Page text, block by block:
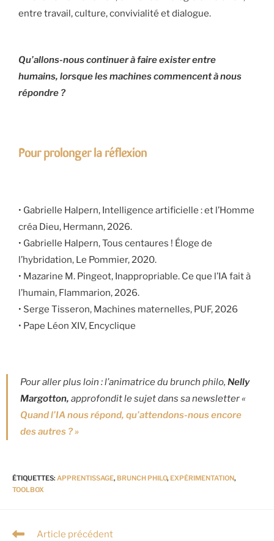
entre travail, culture, convivialité et dialogue.
Qu’allons-nous continuer à faire exister entre
humains, lorsque les machines commencent à nous
répondre ?
Pour prolonger la réflexion
• Gabrielle Halpern, Intelligence artificielle : et l’Homme
créa Dieu, Hermann, 2026.
• Gabrielle Halpern, Tous centaures ! Éloge de
l’hybridation, Le Pommier, 2020.
• Mazarine M. Pingeot, Inappropriable. Ce que l’IA fait à
l’humain, Flammarion, 2026.
• Serge Tisseron, Machines maternelles, PUF, 2026
• Pape Léon XIV, Encyclique
Pour aller plus loin : l’animatrice du brunch philo, Nelly
Margotton, approfondit le sujet dans sa newsletter «
Quand l’IA nous répond, qu’attendons-nous encore
des autres ? »
ÉTIQUETTES: APPRENTISSAGE, BRUNCH PHILO, EXPÉRIMENTATION,
TOOLBOX
Article précédent